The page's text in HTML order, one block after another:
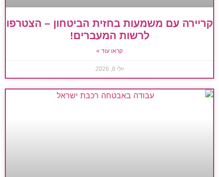
קריירה עם משמעות בחזית הביטחון – הצטרפו
לרשות המעברים!
קראו עוד »
יולי 8, 2026